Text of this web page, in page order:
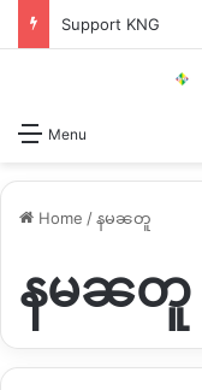
Support KNG
Menu
Home /နမၼတူ
နမၼတူ